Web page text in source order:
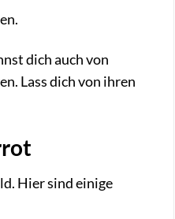
dich auch von
Lass dich von ihren
Hier sind einige